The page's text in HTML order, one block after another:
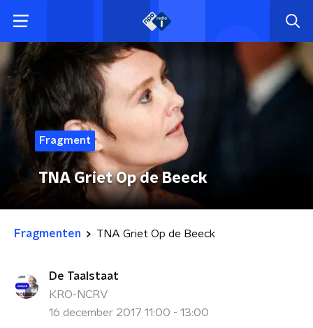
Fragment
TNA Griet Op de Beeck
Fragmenten TNA Griet Op de Beeck
De Taalstaat
KRO-NCRV
16 december 2017 11:00 - 13:00